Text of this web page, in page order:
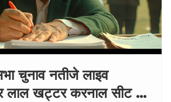
चुनाव नतीजे लाइव
लाल खट्टर करनाल सीट पर